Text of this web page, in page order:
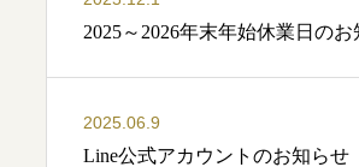
2025～2026年末年始休業日のお
2025.06.9
Line公式アカウントのお知らせ